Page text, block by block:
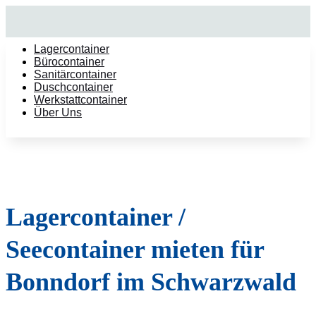
Lagercontainer
Bürocontainer
Sanitärcontainer
Duschcontainer
Werkstattcontainer
Über Uns
Lagercontainer /
Seecontainer mieten für
Bonndorf im Schwarzwald